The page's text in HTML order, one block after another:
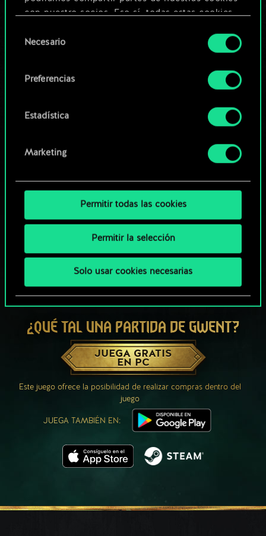
con nuestro socios. Eso sí, todas estas cookies
Encontrarás todos los detalles sobre nuestro uso
preferencias al respecto en el menú «Ajustes» de
deNecesario
Preferencias
Estadística
Marketing
Permitir todas las cookies
Permitir la selección
Solo usar cookies necesarias
Editar baraja
Explorar las barajas de la
¿QUÉ TAL UNA PARTIDA DE GWENT?
JUEGA GRATIS
EN PC
Este juego ofrece la posibilidad de realizar compras dentro del
juego
JUEGA TAMBIÉN EN: